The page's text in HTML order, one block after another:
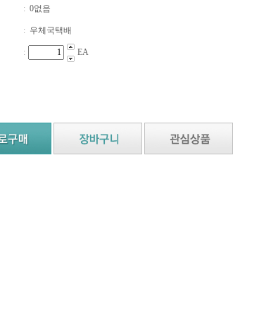
: 0없음
: 우체국택배
: EA